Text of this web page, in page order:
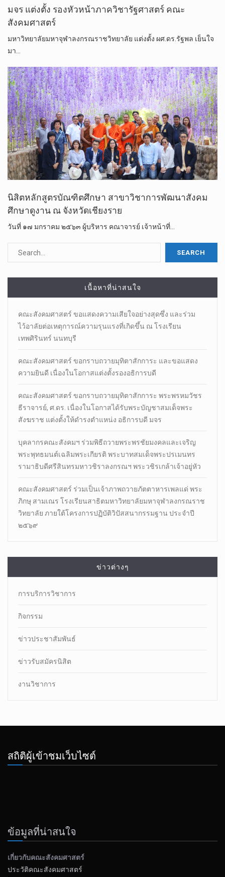
มจร​ แต่งตั้ง​ รองหัวหน้าภาควิชารัฐศาสตร์ คณะ
สังคมศาสตร์
มหาวิทยาลัยมหาจุฬาลงกรณราชวิทยาลัย แต่งตั้ง ผศ.ดร.รัฐพล เย็นใจ
มา…
นิสิตหลักสูตร​บัณฑิต​ศึกษา​ สาขาวิชาการพัฒนา​สังคม ​
ศึกษาดูงาน​ ณ​ จังหวัดเชียงราย
วันที่​ ๑๗​ มกราคม​ ๒๕​๖​๓​ ผู้บริหาร​ คณาจารย์​ เจ้าหน้าที่​…
เนื้อหาที่น่าสนใจ
คณะสังคมศาสตร์ ขอแสดงความเสียใจอย่างสุดซึ่ง และร่วม
ไว้อาลัยต่อเหตุการณ์ความรุนแรงที่เกิดขึ้น ณ โรงเรียน
เทพศิรินทร์ นนทบุรี
คณะสังคมศาสตร์ ขอกราบถวายมุทิตาสักการะ และขอแสดง
ความยินดี เนื่องในโอกาสแต่งตั้งรองอธิการบดี
คณะสังคมศาสตร์ ขอกราบถวายมุทิตาสักการะ พระพรหมวัชร
ธีราจารย์, ศ.ดร. เนื่องในโอกาสได้รับพระบัญชาสมเด็จพระ
สังฆราช แต่งตั้งให้ดำรงตำแหน่ง อธิการบดี มจร
บุคลากรคณะสังคมฯ ร่วมพิธีถวายพระพรชัยมงคลและเจริญ
พระพุทธมนต์เฉลิมพระเกียรติ พระบาทสมเด็จพระปรเมนทร
รามาธิบดีศรีสินทรมหาวชิราลงกรณฯ พระวชิรเกล้าเจ้าอยู่หัว
คณะสังคมศาสตร์ ร่วมเป็นเจ้าภาพถวายภัตตาหารเพลแด่ พระ
ภิกษุ สามเณร โรงเรียนสาธิตมหาวิทยาลัยมหาจุฬาลงกรณราช
วิทยาลัย ภายใต้โครงการปฏิบัติวิปัสสนากรรมฐาน ประจำปี
๒๕๖๙
ข่าวต่างๆ
การบริการวิชาการ
กิจกรรม
ข่าวประชาสัมพันธ์
ข่าวรับสมัครนิสิต
งานวิชาการ
สถิติผู้เข้าชมเว็บไซต์
ข้อมูลที่น่าสนใจ
เกี่ยวกับคณะสังคมศาสตร์
ประวัติคณะสังคมศาสตร์